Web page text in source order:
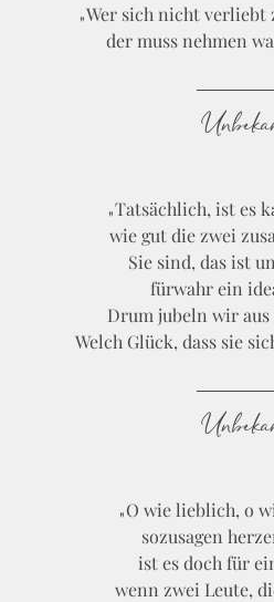
Wer sich nicht
der muss nehmen
Tatsächlich, ist es
wie gut die zwei
Sie sind, das ist
fürwahr ein
Drum jubeln wir
Welch Glück, dass sie
O wie lieblich, o
sozusagen
ist es doch für
wenn zwei Leute,